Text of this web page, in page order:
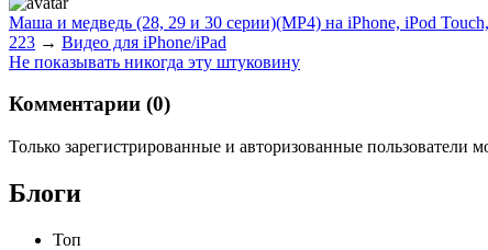
Маша и медведь (28, 29 и 30 серии)(МР4) на iPhone, iPod
223 → Видео для iPhone/iPad
Не показывать никогда эту штуковину
Комментарии (0)
Только зарегистрированные и авторизованные пользователи
Блоги
Топ